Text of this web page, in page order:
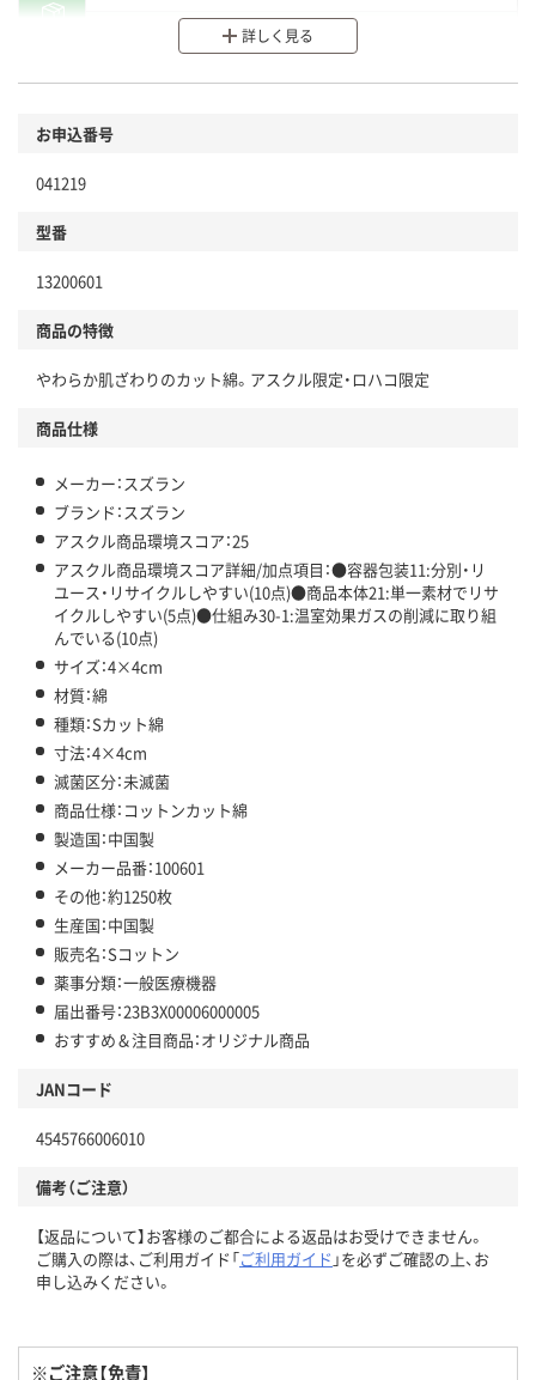
分別・リサイクルしやすい設計
本体
仕組
この商品の環境配慮ポイントです。下記商品詳細「
アスクル商品環境スコア詳細／加点項目
詳しく見る
お申込番号
041219
型番
13200601
商品の特徴
やわらか肌ざわりのカット綿。アスクル限定・ロハコ限定
商品仕様
メーカー：スズラン
ブランド：スズラン
アスクル商品環境スコア：25
アスクル商品環境スコア詳細/加点項目：●容器包装11:分別・リ
ユース・リサイクルしやすい(10点)●商品本体21:単一素材でリサ
イクルしやすい(5点)●仕組み30-1:温室効果ガスの削減に取り組
んでいる(10点)
サイズ：4×4cm
材質：綿
種類：Sカット綿
寸法：4×4cm
滅菌区分：未滅菌
商品仕様：コットンカット綿
製造国：中国製
メーカー品番：100601
その他：約1250枚
生産国：中国製
販売名：Sコットン
薬事分類：一般医療機器
届出番号：23B3X00006000005
おすすめ＆注目商品：オリジナル商品
JANコード
4545766006010
備考（ご注意）
【返品について】お客様のご都合による返品はお受けできません。
ご購入の際は、ご利用ガイド「ご利用ガイド 」を必ずご確認の上、お
申し込みください。
※ご注意【免責】